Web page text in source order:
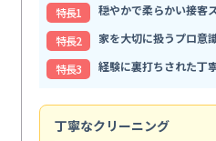
特⻑1
穏やかで柔らかい接客
特⻑2
家を大切に扱うプロ意
特⻑3
経験に裏打ちされた丁
丁寧なクリーニング